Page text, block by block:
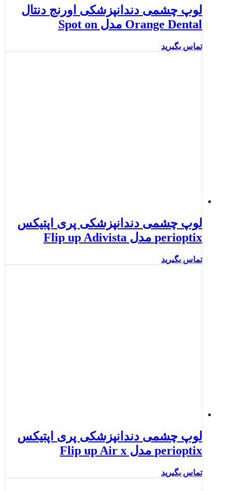
لوپ چشمی دندانپزشکی اورنج دنتال
Orange Dental مدل Spot on
تماس بگیرید
لوپ چشمی دندانپزشکی پری اپتیکس
perioptix مدل Flip up Adivista
تماس بگیرید
لوپ چشمی دندانپزشکی پری اپتیکس
perioptix مدل Flip up Air x
تماس بگیرید